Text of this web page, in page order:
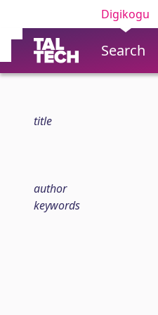
Digikogu
Search
title
author
keywords